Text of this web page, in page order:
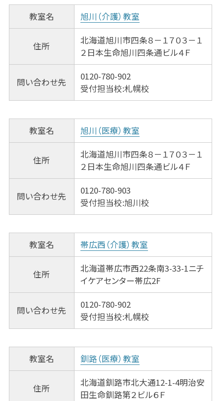
教室名 旭川（介護）教室
住所
北海道旭川市四条８－１７０３－１
２日本生命旭川四条通ビル４Ｆ
問い合わせ先
0120-780-902
受付担当校:札幌校
教室名 旭川（医療）教室
住所
北海道旭川市四条８－１７０３－１
２日本生命旭川四条通ビル４Ｆ
問い合わせ先
0120-780-903
受付担当校:旭川校
教室名 帯広西（介護）教室
住所
北海道帯広市西22条南3-33-1ニチ
イケアセンター帯広2F
問い合わせ先
0120-780-902
受付担当校:札幌校
教室名 釧路（医療）教室
住所
北海道釧路市北大通12-1-4明治安
田生命釧路第２ビル６Ｆ